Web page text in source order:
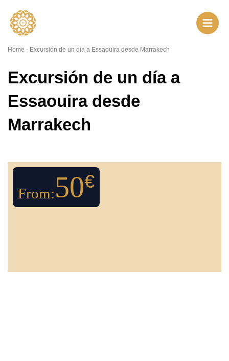
contenido
Home - Excursión de un día a Essaouira desde Marrakech
Excursión de un día a
Essaouira desde
Marrakech
From:50€